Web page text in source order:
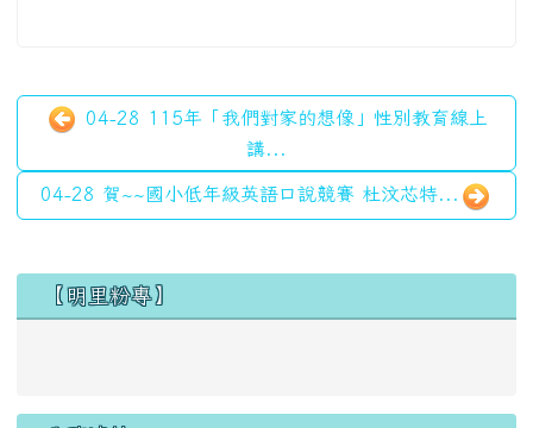
04-28 115年「我們對家的想像」性別教育線上
講...
04-28 賀~~國小低年級英語口說競賽 杜汶芯特...
左邊區域內容
【明里粉專】